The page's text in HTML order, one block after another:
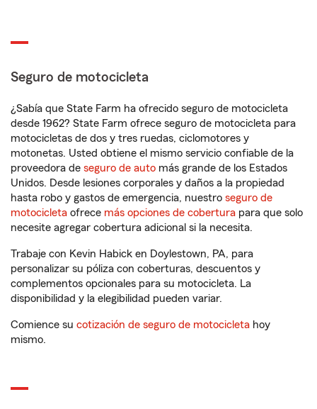
Seguro de motocicleta
¿Sabía que State Farm ha ofrecido seguro de motocicleta
desde 1962? State Farm ofrece seguro de motocicleta para
motocicletas de dos y tres ruedas, ciclomotores y
motonetas. Usted obtiene el mismo servicio confiable de la
proveedora de seguro de auto más grande de los Estados
Unidos. Desde lesiones corporales y daños a la propiedad
hasta robo y gastos de emergencia, nuestro seguro de
motocicleta ofrece más opciones de cobertura para que solo
necesite agregar cobertura adicional si la necesita.
Trabaje con Kevin Habick en Doylestown, PA, para
personalizar su póliza con coberturas, descuentos y
complementos opcionales para su motocicleta. La
disponibilidad y la elegibilidad pueden variar.
Comience su cotización de seguro de motocicleta hoy
mismo.